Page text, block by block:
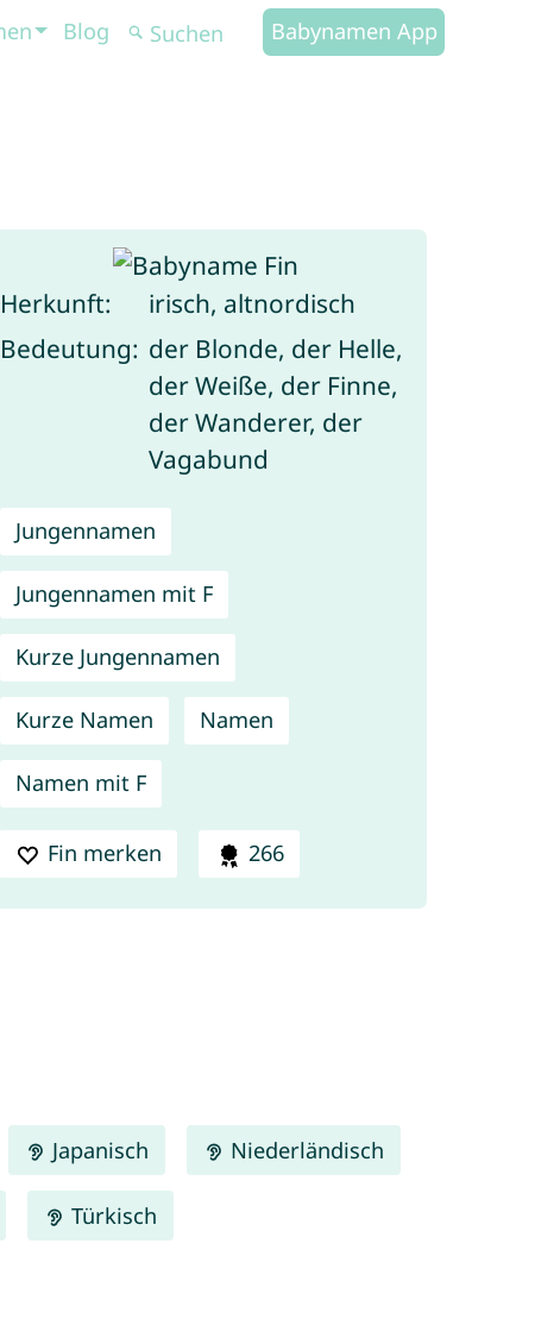
Blog Babynamen App
Herkunft:
irisch, altnordisch
Bedeutung: der Blonde, der Helle,
der Weiße, der Finne,
der Wanderer, der
Vagabund
Jungennamen
Jungennamen mit F
Kurze Jungennamen
Kurze Namen Namen
Namen mit F
Fin merken 266
Japanisch Niederländisch
Türkisch